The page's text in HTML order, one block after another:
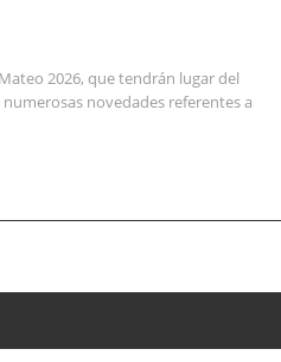
2026, que tendrán lugar del
novedades referentes a